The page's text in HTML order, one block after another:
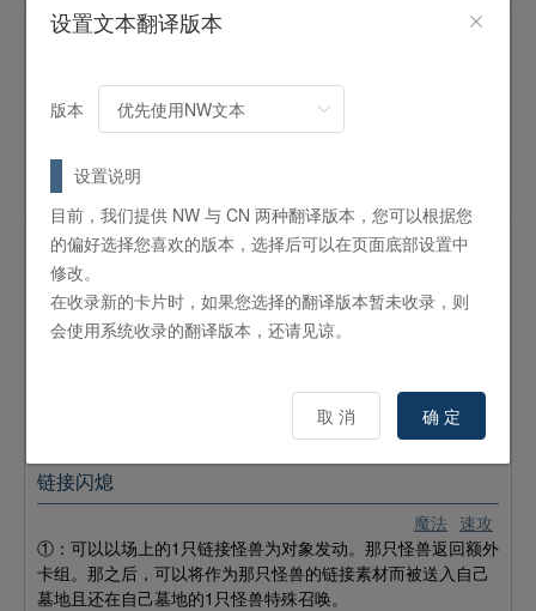
追循着 雪中的脚印 步步走
①：「雪沓の 跡追うひとつ またひとつ／追循着 雪中的脚印
步步走」以外的卡被送入墓地的场合可以发动。将自己墓地的
7张以上存在的场合，对手尽可能多地选自身墓地的最多5张卡
以里侧除外。
共界神渊体
这个卡名的卡1回合只能发动1张。①：可以以衍生物以外的对
手场上的1只表侧表示怪兽为对象发动（对手不能对应这张卡的
族·属性·攻击力之内有2个以上与对象怪兽相同的怪兽效果无效
地特殊召唤，对象怪兽的效果无效。用这个效果特殊召唤的怪
兽与对象怪兽卡名相同的场合，可以再将那2只以里侧除外。
魔法 速攻
链接闪熄
①：可以以场上的1只链接怪兽为对象发动。那只怪兽返回额外
卡组。那之后，可以将作为那只怪兽的链接素材而被送入自己
墓地且还在自己墓地的1只怪兽特殊召唤。
设置文本翻译版本
版本
设置说明
目前，我们提供 NW 与 CN 两种翻译版本，您可以根据您
的偏好选择您喜欢的版本，选择后可以在页面底部设置中
修改。
在收录新的卡片时，如果您选择的翻译版本暂未收录，则
会使用系统收录的翻译版本，还请见谅。
取 消 确 定